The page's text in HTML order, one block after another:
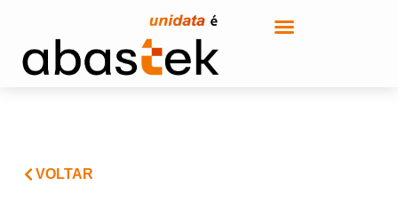
VOLTAR